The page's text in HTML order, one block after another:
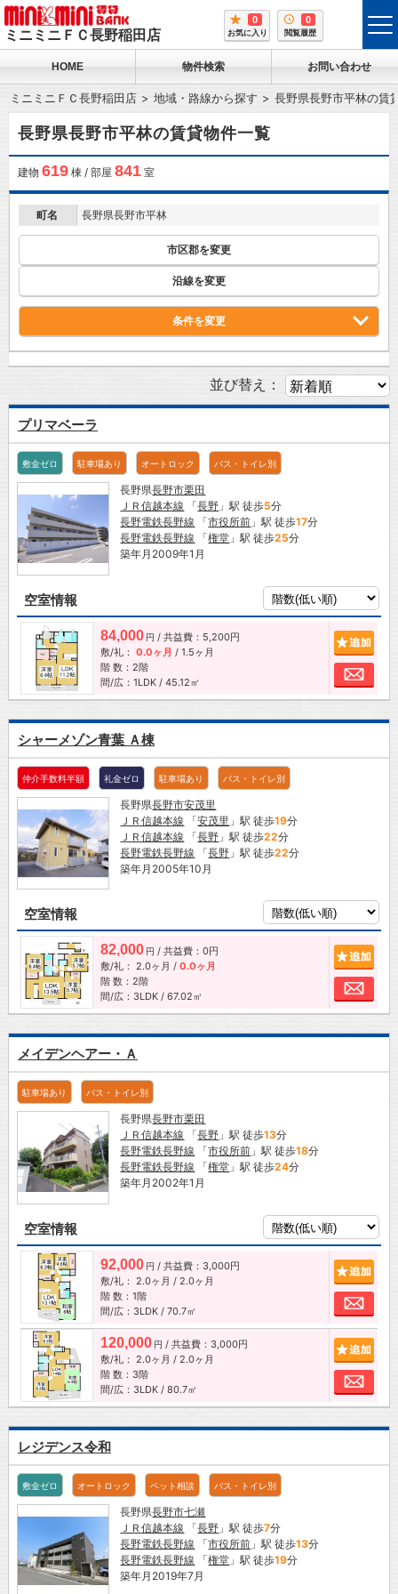
ミニミニＦＣ長野稲田店
0
お気に入り
0
閲覧履歴
HOME 物件検索 お問い合わせ
ミニミニＦＣ長野稲田店 地域・路線から探す 長野県長野市平林の賃
長野県長野市平林の賃貸物件一覧
建物 619棟 / 部屋 841室
町名 長野県長野市平林
市区郡を変更
沿線を変更
条件を変更
並び替え：
プリマベーラ
敷金ゼロ 駐車場あり オートロック バス・トイレ別
長野県長野市栗田
ＪＲ信越本線 「長野 」駅 徒歩5分
長野電鉄長野線 「市役所前 」駅 徒歩17分
長野電鉄長野線 「権堂 」駅 徒歩25分
築年月2009年1月
空室情報
84,000 円 / 共益費：5,200円
敷/礼： 0.0ヶ月 / 1.5ヶ月
階 数：2階
間/広：1LDK / 45.12㎡
お
シャーメゾン青葉 Ａ棟
仲介手数料半額 礼金ゼロ 駐車場あり バス・トイレ別
長野県長野市安茂里
ＪＲ信越本線 「安茂里 」駅 徒歩19分
ＪＲ信越本線 「長野 」駅 徒歩22分
長野電鉄長野線 「長野 」駅 徒歩22分
築年月2005年10月
空室情報
82,000 円 / 共益費：0円
敷/礼： 2.0ヶ月 / 0.0ヶ月
階 数：2階
間/広：3LDK / 67.02㎡
お
メイデンヘアー・Ａ
駐車場あり バス・トイレ別
長野県長野市栗田
ＪＲ信越本線 「長野 」駅 徒歩13分
長野電鉄長野線 「市役所前 」駅 徒歩18分
長野電鉄長野線 「権堂 」駅 徒歩24分
築年月2002年1月
空室情報
92,000 円 / 共益費：3,000円
敷/礼： 2.0ヶ月 / 2.0ヶ月
階 数：1階
間/広：3LDK / 70.7㎡
お
120,000 円 / 共益費：3,000円
敷/礼： 2.0ヶ月 / 2.0ヶ月
階 数：3階
間/広：3LDK / 80.7㎡
お
レジデンス令和
敷金ゼロ オートロック ペット相談 バス・トイレ別
長野県長野市七瀬
ＪＲ信越本線 「長野 」駅 徒歩7分
長野電鉄長野線 「市役所前 」駅 徒歩13分
長野電鉄長野線 「権堂 」駅 徒歩19分
築年月2019年7月